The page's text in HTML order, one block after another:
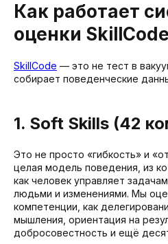
Как работает
оценки SkillCode
SkillCode — это не тест в
собирает поведенческие
1. Soft Skills (42
Это не просто «гибкость» и
целая модель поведения, из
как человек управляет
людьми и изменениями. Мы
компетенции, как
мышления, ориентация на
добросовестность и ещё